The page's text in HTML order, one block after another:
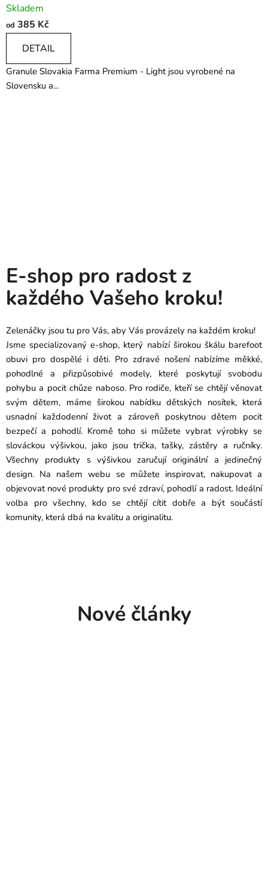
Skladem
od 385 Kč
DETAIL
Granule Slovakia Farma Premium - Light jsou vyrobené na
Slovensku a...
E-shop pro radost z
každého Vašeho kroku!
Zelenáčky jsou tu pro Vás, aby Vás provázely na každém kroku!
Jsme specializovaný e-shop, který nabízí širokou škálu barefoot
obuvi pro dospělé i děti. Pro zdravé nošení nabízíme měkké,
pohodlné a přizpůsobivé modely, které poskytují svobodu
pohybu a pocit chůze naboso. Pro rodiče, kteří se chtějí věnovat
svým dětem, máme širokou nabídku dětských nosítek, která
usnadní každodenní život a zároveň poskytnou dětem pocit
bezpečí a pohodlí. Kromě toho si můžete vybrat výrobky se
slováckou výšivkou, jako jsou trička, tašky, zástěry a ručníky.
Všechny produkty s výšivkou zaručují originální a jedinečný
design. Na našem webu se můžete inspirovat, nakupovat a
objevovat nové produkty pro své zdraví, pohodlí a radost. Ideální
volba pro všechny, kdo se chtějí cítit dobře a být součástí
komunity, která dbá na kvalitu a originalitu.
Nové články